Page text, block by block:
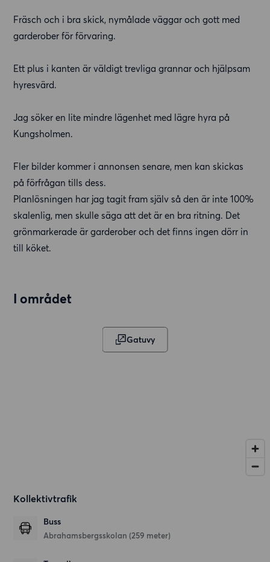
Fräsch och i bra skick, nymålade väggar och gott med
garderober för förvaring.
Ett plus i kanten är väldigt trevliga grannar och hjälpsam
hyresvärd.
Jag söker en lite mindre lägenhet med lägre hyra på
Kungsholmen.
Fler bilder kommer i annonsen senare, men kan skickas
på förfrågan tills dess.
Planlösningen har jag tagit fram själv så den är inte 100%
skalenlig, men skulle säga att det är en bra ritning. Det
grönmarkerade är garderober och det finns ingen dörr in
till köket.
I området
Gatuvy
Kollektivtrafik
Buss
Abrahamsbergsskolan (259 meter)